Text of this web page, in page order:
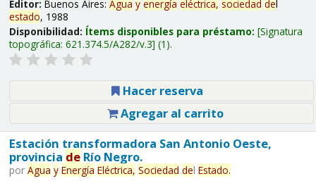
Editor: Buenos Aires: Agua y energía eléctrica, sociedad del
estado, 1988
Disponibilidad: Ítems disponibles para préstamo: Signatura
topográfica: 621.374.5/A282/v.3 (1).
Hacer reserva
Agregar al carrito
Estación transformadora San Antonio Oeste,
provincia deRío Negro.
por Agua y Energía Eléctrica, Sociedad del Estado.